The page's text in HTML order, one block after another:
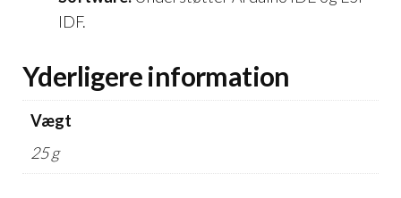
IDF.
Yderligere information
Vægt
25 g